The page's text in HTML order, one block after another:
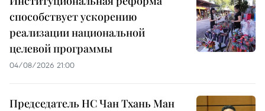
способствует ускорению
реализации национальной
целевой программы
04/08/2026 21:00
Председатель НС Чан Тхань Ман